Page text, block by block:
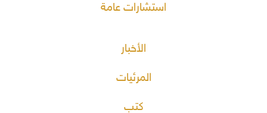
استشارات عامة
الأخبار
المرئيات
كتب